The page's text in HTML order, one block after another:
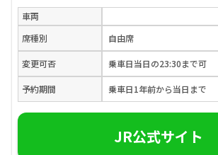
車両
席種別
自由席
変更可否 乗車日当日の23:30まで可
予約期間 乗車日1年前から当日まで
JR公式サイト